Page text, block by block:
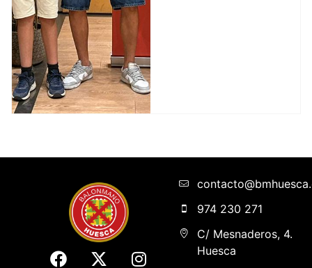
974 230 271
C/ Mesnaderos, 4.
Huesca